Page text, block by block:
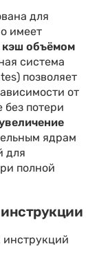
для
имеет
кэш объёмом
система
позволяет
от
потери
ядрам
для
полной